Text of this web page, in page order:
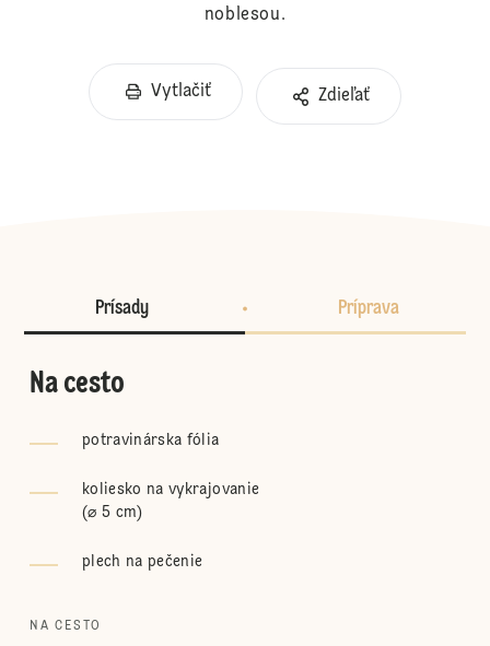
noblesou.
Vytlačiť Zdieľať
Prísady Príprava
Na cesto
potravinárska fólia
koliesko na vykrajovanie
(⌀ 5 cm)
plech na pečenie
NA CESTO